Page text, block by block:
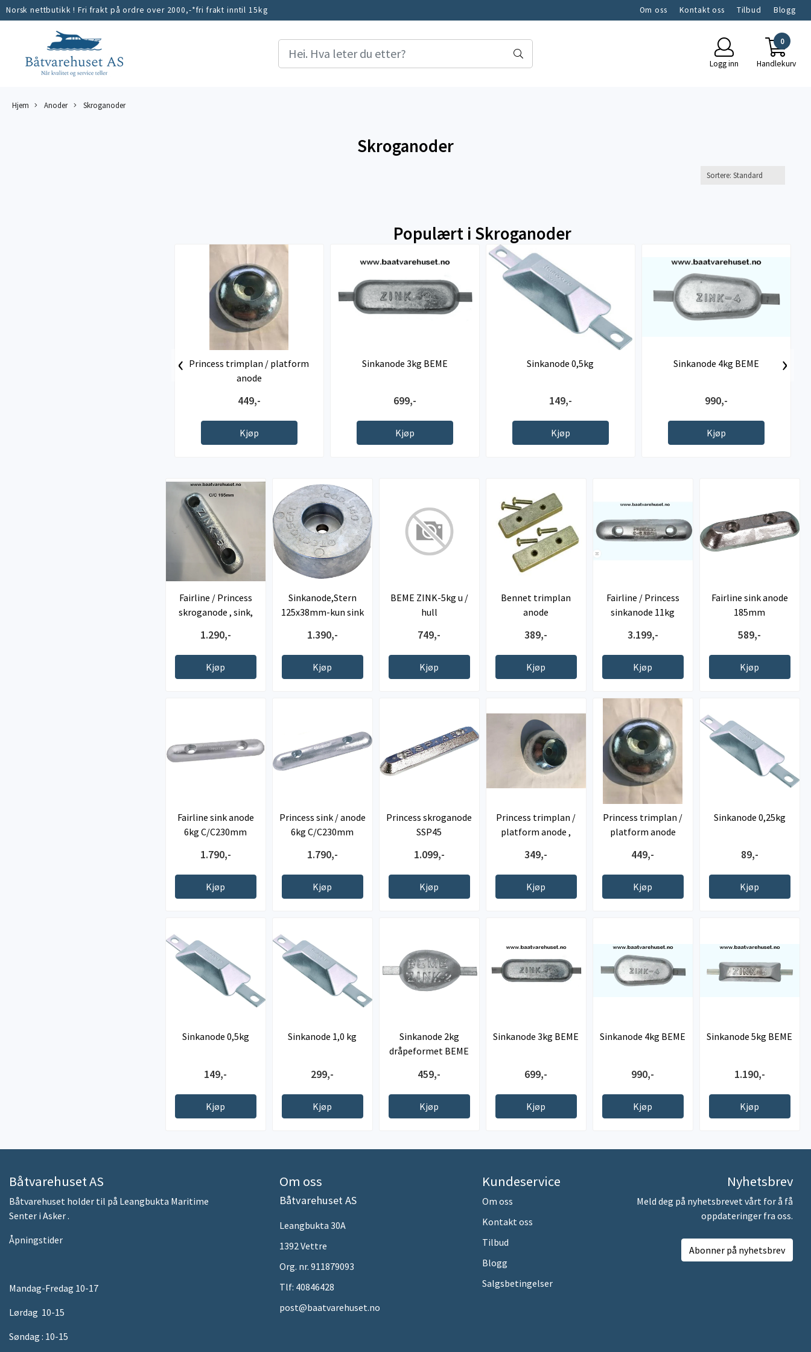
Norsk nettbutikk ! Fri frakt på ordre over 2000,-*fri frakt inntil 15kg Om oss Kontakt oss Tilbud Blogg
Logg inn
0
Handlekurv
Hjem Anoder Skroganoder
Skroganoder
Populært i Skroganoder
Princess trimplan / platform
anode
449,-
Kjøp
Sinkanode 3kg BEME
699,-
Kjøp
Sinkanode 0,5kg
149,-
Kjøp
Sinkanode 4kg BEME
990,-
Kjøp
‹ ›
Fairline / Princess
skroganode , sink,
1.290,-
Kjøp
Sinkanode,Stern
125x38mm-kun sink
1.390,-
Kjøp
BEME ZINK-5kg u /
hull
749,-
Kjøp
Bennet trimplan
anode
389,-
Kjøp
Fairline / Princess
sinkanode 11kg
3.199,-
Kjøp
Fairline sink anode
185mm
589,-
Kjøp
Fairline sink anode
6kg C/C230mm
1.790,-
Kjøp
Princess sink / anode
6kg C/C230mm
1.790,-
Kjøp
Princess skroganode
SSP45
1.099,-
Kjøp
Princess trimplan /
platform anode ,
349,-
Kjøp
Princess trimplan /
platform anode
449,-
Kjøp
Sinkanode 0,25kg
89,-
Kjøp
Sinkanode 0,5kg
149,-
Kjøp
Sinkanode 1,0 kg
299,-
Kjøp
Sinkanode 2kg
dråpeformet BEME
459,-
Kjøp
Sinkanode 3kg BEME
699,-
Kjøp
Sinkanode 4kg BEME
990,-
Kjøp
Sinkanode 5kg BEME
1.190,-
Kjøp
Båtvarehuset AS
Båtvarehuset holder til på Leangbukta Maritime
Senter i Asker .
Åpningstider
Mandag-Fredag 10-17
Lørdag 10-15
Søndag : 10-15
Om oss
Båtvarehuset AS
Leangbukta 30A
1392 Vettre
Org. nr. 911879093
Tlf: 40846428
post@baatvarehuset.no
Kundeservice
Om oss
Kontakt oss
Tilbud
Blogg
Salgsbetingelser
Nyhetsbrev
Meld deg på nyhetsbrevet vårt for å få
oppdateringer fra oss.
Abonner på nyhetsbrev